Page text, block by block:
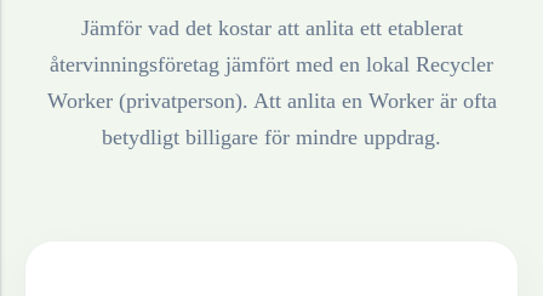
Jämför vad det kostar att anlita ett etablerat
återvinningsföretag jämfört med en lokal Recycler
Worker (privatperson). Att anlita en Worker är ofta
betydligt billigare för mindre uppdrag.